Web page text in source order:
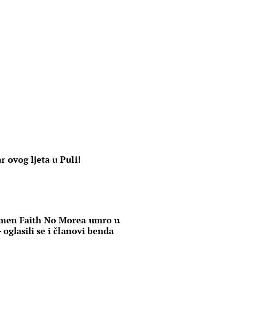
ovog ljeta u Puli!
Faith No Morea umro u
oglasili se i članovi benda